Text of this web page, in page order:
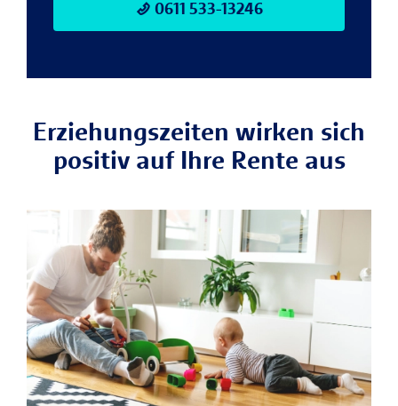
0611 533-13246
Erziehungszeiten wirken sich
positiv auf Ihre Rente aus